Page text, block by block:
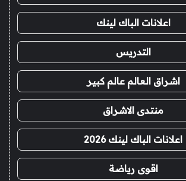
اعلانات الباك لينك
التدريس
اشراق العالم عالم كبير
منتدى الاشراق
اعلانات الباك لينك 2026
اقوى رياضة